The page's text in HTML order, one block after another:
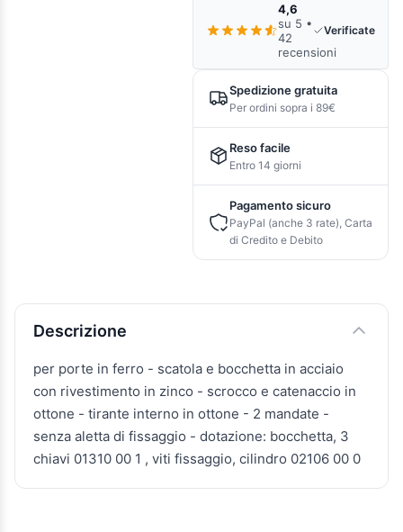
4,6
su 5 •
42
recensioni
Verificate
Spedizione gratuita
Per ordini sopra i 89€
Reso facile
Entro 14 giorni
Pagamento sicuro
PayPal (anche 3 rate), Carta
di Credito e Debito
Descrizione e caratteristiche
Descrizione
per porte in ferro - scatola e bocchetta in acciaio
con rivestimento in zinco - scrocco e catenaccio in
ottone - tirante interno in ottone - 2 mandate -
senza aletta di fissaggio - dotazione: bocchetta, 3
chiavi 01310 00 1 , viti fissaggio, cilindro 02106 00 0